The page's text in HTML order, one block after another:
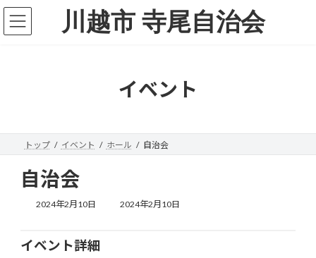
コ
テ
プ
ナ
ゲ
動
川越市 寺尾自治会
イベント
トップ イベント ホール 自治会
自治会
2024年2月10日
最
2024年2月10日
イベント詳細